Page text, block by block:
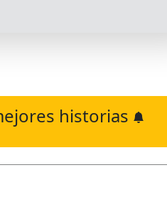
historias